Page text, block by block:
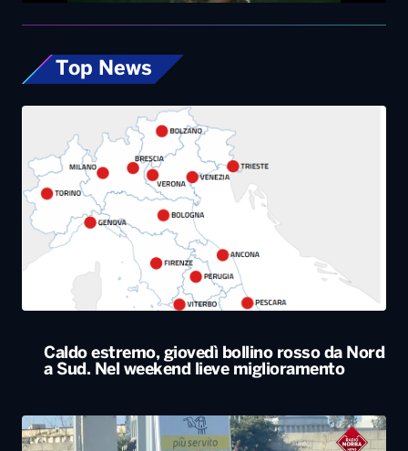
Caldo estremo, giovedì bollino rosso da Nord
a Sud. Nel weekend lieve miglioramento